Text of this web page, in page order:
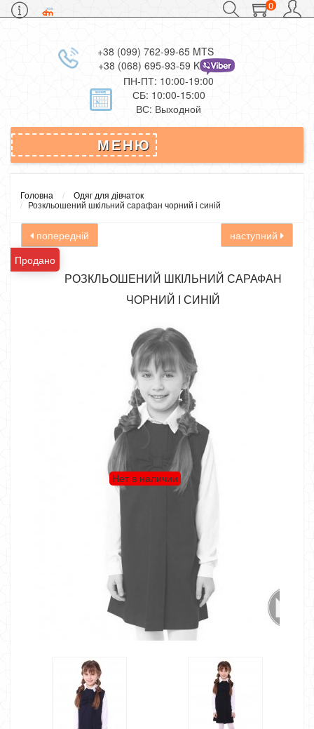
0
+38 (099) 762-99-65 MTS
+38 (068) 695-93-59 Kievstar
ПН-ПТ: 10:00-19:00
СБ: 10:00-15:00
ВС: Выходной
МЕНЮ
Головна
Одяг для дівчаток
Розкльошений шкільний сарафан чорний і синій
попередній
наступний
Продано
РОЗКЛЬОШЕНИЙ ШКІЛЬНИЙ САРАФАН
ЧОРНИЙ І СИНІЙ
Нет в наличии